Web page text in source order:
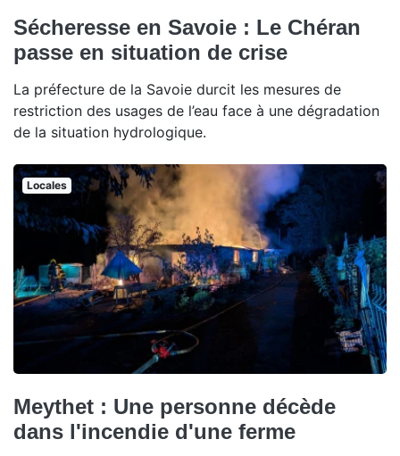
Sécheresse en Savoie : Le Chéran
passe en situation de crise
La préfecture de la Savoie durcit les mesures de
restriction des usages de l’eau face à une dégradation
de la situation hydrologique.
Locales
Meythet : Une personne décède
dans l'incendie d'une ferme